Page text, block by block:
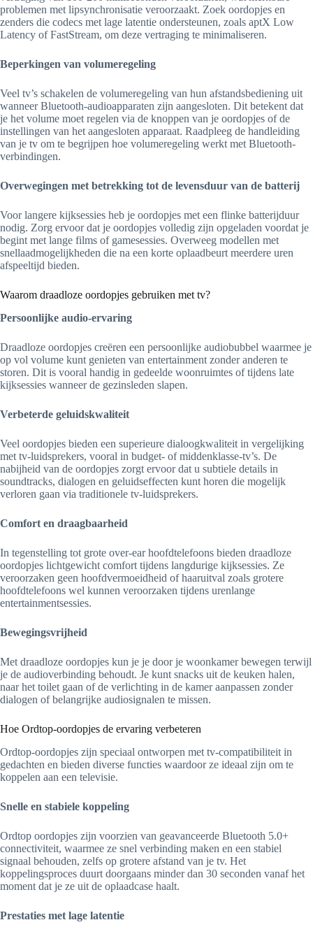
problemen met lipsynchronisatie veroorzaakt. Zoek oordopjes en
zenders die codecs met lage latentie ondersteunen, zoals aptX Low
Latency of FastStream, om deze vertraging te minimaliseren.
Beperkingen van volumeregeling
Veel tv’s schakelen de volumeregeling van hun afstandsbediening uit
wanneer Bluetooth-audioapparaten zijn aangesloten. Dit betekent dat
je het volume moet regelen via de knoppen van je oordopjes of de
instellingen van het aangesloten apparaat. Raadpleeg de handleiding
van je tv om te begrijpen hoe volumeregeling werkt met Bluetooth-
verbindingen.
Overwegingen met betrekking tot de levensduur van de batterij
Voor langere kijksessies heb je oordopjes met een flinke batterijduur
nodig. Zorg ervoor dat je oordopjes volledig zijn opgeladen voordat je
begint met lange films of gamesessies. Overweeg modellen met
snellaadmogelijkheden die na een korte oplaadbeurt meerdere uren
afspeeltijd bieden.
Waarom draadloze oordopjes gebruiken met tv?
Persoonlijke audio-ervaring
Draadloze oordopjes creëren een persoonlijke audiobubbel waarmee je
op vol volume kunt genieten van entertainment zonder anderen te
storen. Dit is vooral handig in gedeelde woonruimtes of tijdens late
kijksessies wanneer de gezinsleden slapen.
Verbeterde geluidskwaliteit
Veel oordopjes bieden een superieure dialoogkwaliteit in vergelijking
met tv-luidsprekers, vooral in budget- of middenklasse-tv’s. De
nabijheid van de oordopjes zorgt ervoor dat u subtiele details in
soundtracks, dialogen en geluidseffecten kunt horen die mogelijk
verloren gaan via traditionele tv-luidsprekers.
Comfort en draagbaarheid
In tegenstelling tot grote over-ear hoofdtelefoons bieden draadloze
oordopjes lichtgewicht comfort tijdens langdurige kijksessies. Ze
veroorzaken geen hoofdvermoeidheid of haaruitval zoals grotere
hoofdtelefoons wel kunnen veroorzaken tijdens urenlange
entertainmentsessies.
Bewegingsvrijheid
Met draadloze oordopjes kun je je door je woonkamer bewegen terwijl
je de audioverbinding behoudt. Je kunt snacks uit de keuken halen,
naar het toilet gaan of de verlichting in de kamer aanpassen zonder
dialogen of belangrijke audiosignalen te missen.
Hoe Ordtop-oordopjes de ervaring verbeteren
Ordtop-oordopjes zijn speciaal ontworpen met tv-compatibiliteit in
gedachten en bieden diverse functies waardoor ze ideaal zijn om te
koppelen aan een televisie.
Snelle en stabiele koppeling
Ordtop oordopjes zijn voorzien van geavanceerde Bluetooth 5.0+
connectiviteit, waarmee ze snel verbinding maken en een stabiel
signaal behouden, zelfs op grotere afstand van je tv. Het
koppelingsproces duurt doorgaans minder dan 30 seconden vanaf het
moment dat je ze uit de oplaadcase haalt.
Prestaties met lage latentie